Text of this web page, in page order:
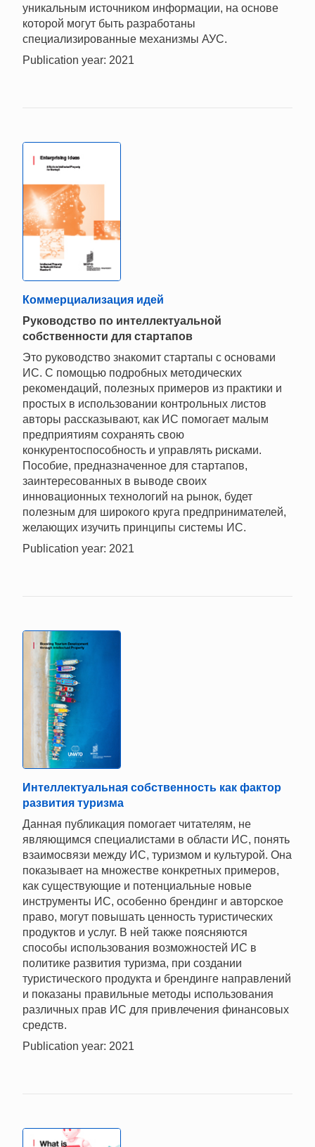
уникальным источником информации, на основе
которой могут быть разработаны
специализированные механизмы АУС.
Publication year: 2021
Коммерциализация идей
Руководство по интеллектуальной
собственности для стартапов
Это руководство знакомит стартапы с основами
ИС. С помощью подробных методических
рекомендаций, полезных примеров из практики и
простых в использовании контрольных листов
авторы рассказывают, как ИС помогает малым
предприятиям сохранять свою
конкурентоспособность и управлять рисками.
Пособие, предназначенное для стартапов,
заинтересованных в выводе своих
инновационных технологий на рынок, будет
полезным для широкого круга предпринимателей,
желающих изучить принципы системы ИС.
Publication year: 2021
Интеллектуальная собственность как фактор
развития туризма
Данная публикация помогает читателям, не
являющимся специалистами в области ИС, понять
взаимосвязи между ИС, туризмом и культурой. Она
показывает на множестве конкретных примеров,
как существующие и потенциальные новые
инструменты ИС, особенно брендинг и авторское
право, могут повышать ценность туристических
продуктов и услуг. В ней также поясняются
способы использования возможностей ИС в
политике развития туризма, при создании
туристического продукта и брендинге направлений
и показаны правильные методы использования
различных прав ИС для привлечения финансовых
средств.
Publication year: 2021